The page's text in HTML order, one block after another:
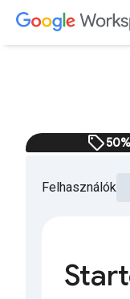
sell
Felhasználók